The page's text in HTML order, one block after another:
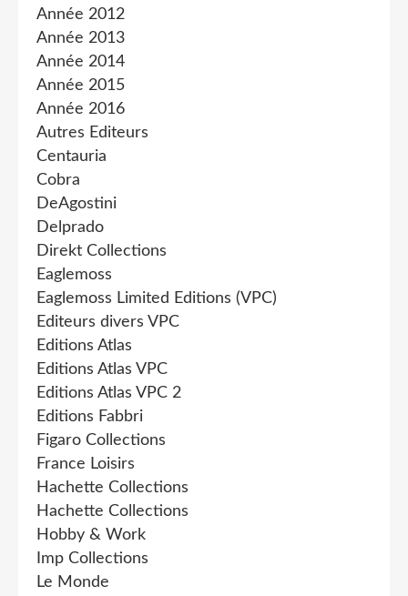
Année 2012
Année 2013
Année 2014
Année 2015
Année 2016
Autres Editeurs
Centauria
Cobra
DeAgostini
Delprado
Direkt Collections
Eaglemoss
Eaglemoss Limited Editions (VPC)
Editeurs divers VPC
Editions Atlas
Editions Atlas VPC
Editions Atlas VPC 2
Editions Fabbri
Figaro Collections
France Loisirs
Hachette Collections
Hachette Collections
Hobby & Work
Imp Collections
Le Monde